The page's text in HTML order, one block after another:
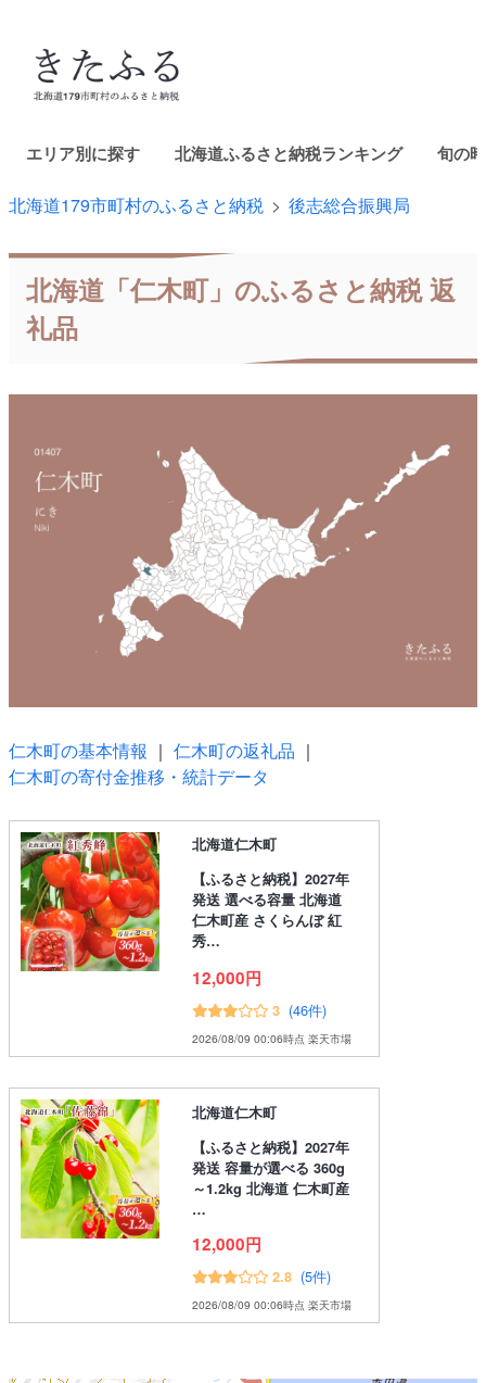
エリア別に探す 北海道ふるさと納税ランキング 旬の
北海道179市町村のふるさと納税 後志総合振興局
北海道「仁木町」のふるさと納税 返
礼品
仁木町の基本情報 ｜ 仁木町の返礼品 ｜
仁木町の寄付金推移・統計データ
北海道仁木町
【ふるさと納税】2027年
発送 選べる容量 北海道
仁木町産 さくらんぼ 紅
秀…
12,000円
3 (46件)
2026/08/09 00:06時点 楽天市場
北海道仁木町
【ふるさと納税】2027年
発送 容量が選べる 360g
～1.2kg 北海道 仁木町産
…
12,000円
2.8 (5件)
2026/08/09 00:06時点 楽天市場